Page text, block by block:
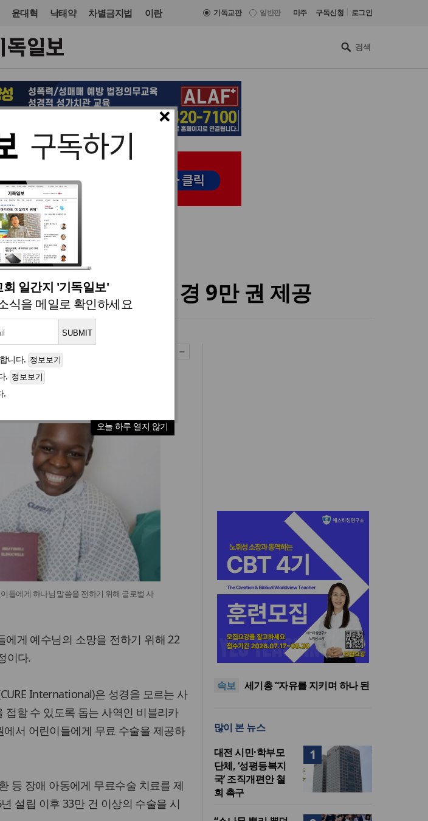
윤대혁 낙태약 차별금지법 이란 기독교판 일반판 미주 구독신청 로그인
×
일간지 '기독일보'
식을 메일로 확인하세요
니다.
.
.
오늘 하루 열지 않기
미 입력 2025. 06. 09 16:58
에게 22개 언어 성경 9만 권 제공
들에게 하나님 말씀을 전하기 위해 글로벌 사
게 예수님의 소망을 전하기 위해 22
이다.
International)은 성경을 모르는 사
할 수 있도록 돕는 사역인 비블리카
서 어린이들에게 무료 수술을 제공하
등 장애 아동에게 무료수술 치료를 제
설립 이후 33만 건 이상의 수술을 시
속보
한남대·KAIST, 세계적 광자·전
자기학 국제학술대회 ‘PIERS’
8·15 전국통일광장 연합기도
세기총 “자유를 지키며 하나 된
발간
자기학 국제학술대회 ‘PIERS’
8·15 전국통일광장 연합기도
회, 대전서 열린다
많이 본 뉴스
1
대전 시민·학부모
단체, ‘성평등복지
국’ 조직개편안 철
회 촉구